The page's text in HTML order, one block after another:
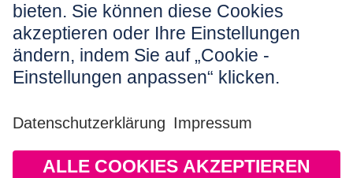
Nutzungshinweis
AGB
Datenschutz
Barrierefreiheit